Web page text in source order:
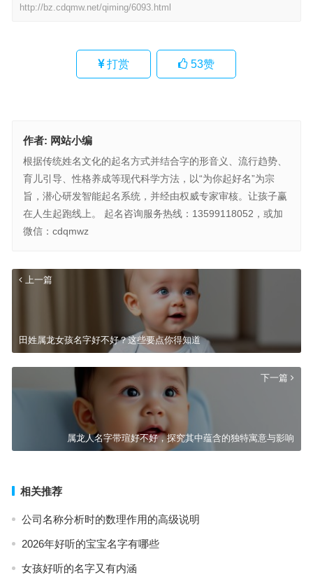
http://bz.cdqmw.net/qiming/6093.html
打赏 53赞
作者: 网站小编
根据传统姓名文化的起名方式并结合字的形音义、流行趋势、
育儿引导、性格养成等现代科学方法，以“为你起好名”为宗
旨，潜心研发智能起名系统，并经由权威专家审核。让孩子赢
在人生起跑线上。 起名咨询服务热线：13599118052，或加
微信：cdqmwz
上一篇
田姓属龙女孩名字好不好？这些要点你得知道
下一篇
属龙人名字带瑄好不好，探究其中蕴含的独特寓意与影响
相关推荐
公司名称分析时的数理作用的高级说明
2026年好听的宝宝名字有哪些
女孩好听的名字又有内涵